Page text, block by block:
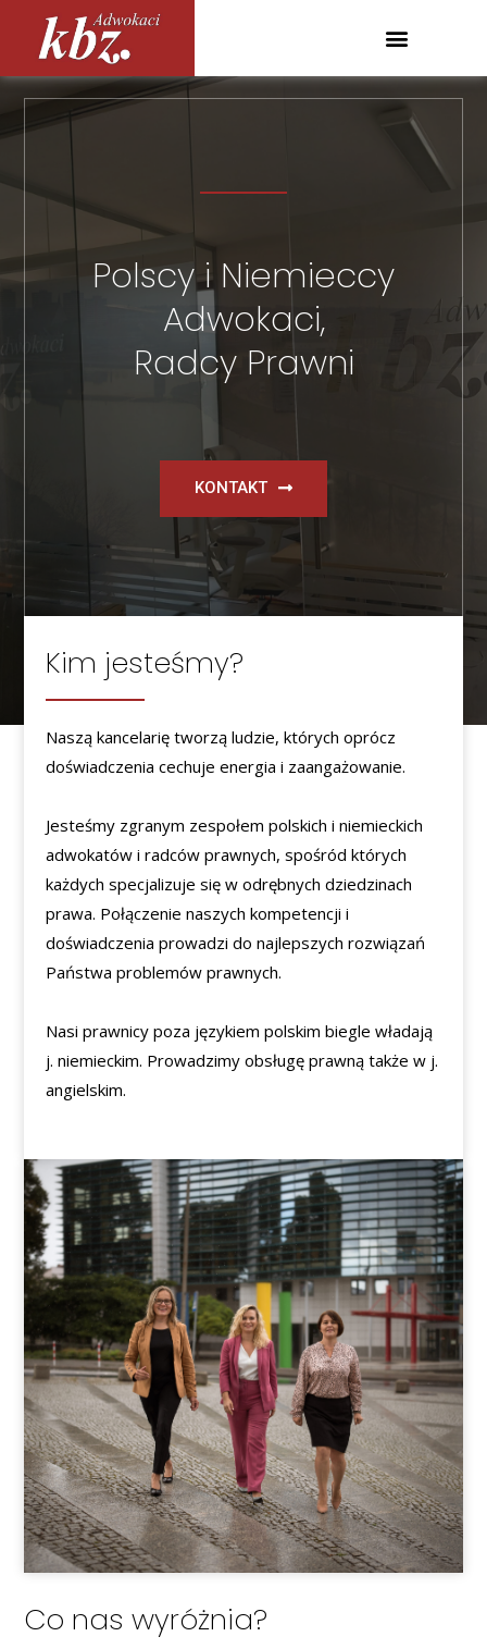
Polscy i Niemieccy
Adwokaci,
Radcy Prawni
KONTAKT
Kim jesteśmy?
Naszą kancelarię tworzą ludzie, których oprócz
doświadczenia cechuje energia i zaangażowanie.
Jesteśmy zgranym zespołem polskich i niemieckich
adwokatów i radców prawnych, spośród których
każdych specjalizuje się w odrębnych dziedzinach
prawa. Połączenie naszych kompetencji i
doświadczenia prowadzi do najlepszych rozwiązań
Państwa problemów prawnych.
Nasi prawnicy poza językiem polskim biegle władają
j. niemieckim. Prowadzimy obsługę prawną także w j.
angielskim.
Co nas wyróżnia?